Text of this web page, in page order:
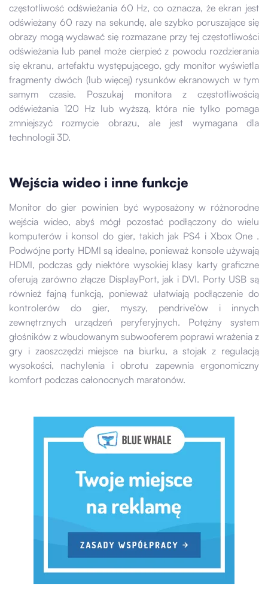
częstotliwość odświeżania 60 Hz, co oznacza, że ​​ekran jest
odświeżany 60 razy na sekundę, ale szybko poruszające się
obrazy mogą wydawać się rozmazane przy tej częstotliwości
odświeżania lub panel może cierpieć z powodu rozdzierania
się ekranu, artefaktu występującego, gdy monitor wyświetla
fragmenty dwóch (lub więcej) rysunków ekranowych w tym
samym czasie. Poszukaj monitora z częstotliwością
odświeżania 120 Hz lub wyższą, która nie tylko pomaga
zmniejszyć rozmycie obrazu, ale jest wymagana dla
technologii 3D.
Wejścia wideo i inne funkcje
Monitor do gier powinien być wyposażony w różnorodne
wejścia wideo, abyś mógł pozostać podłączony do wielu
komputerów i konsol do gier, takich jak PS4 i Xbox One .
Podwójne porty HDMI są idealne, ponieważ konsole używają
HDMI, podczas gdy niektóre wysokiej klasy karty graficzne
oferują zarówno złącze DisplayPort, jak i DVI. Porty USB są
również fajną funkcją, ponieważ ułatwiają podłączenie do
kontrolerów do gier, myszy, pendrive’ów i innych
zewnętrznych urządzeń peryferyjnych. Potężny system
głośników z wbudowanym subwooferem poprawi wrażenia z
gry i zaoszczędzi miejsce na biurku, a stojak z regulacją
wysokości, nachylenia i obrotu zapewnia ergonomiczny
komfort podczas całonocnych maratonów.